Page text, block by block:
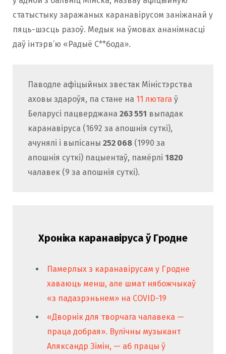
статыстыку заражаных каранавірусом заніжанай у
пяць-шэсць разоў. Медык на ўмовах ананімнасці
даў інтэрв’ю «Радыё С**бода».
Паводле афіцыйных звестак Міністэрства
аховы здароўя, па стане на 11 лютага ў
Беларусі пацверджана 263 551 выпадак
каранавіруса (1692 за апошнія суткі),
ачунялі і выпісаны 252 068 (1990 за
апошнія суткі) пацыентаў, памёрлі 1820
чалавек (9 за апошнія суткі).
Хроніка каранавіруса ў Гродне
Памерлых з каранавірусам у Гродне
хаваюць менш, але шмат нябожчыкаў
«з падазрэньнем» на COVID-19
«Дворнік для творчага чалавека —
праца добрая». Вулічны музыкант
Аляксандр Зімін, — аб працы ў